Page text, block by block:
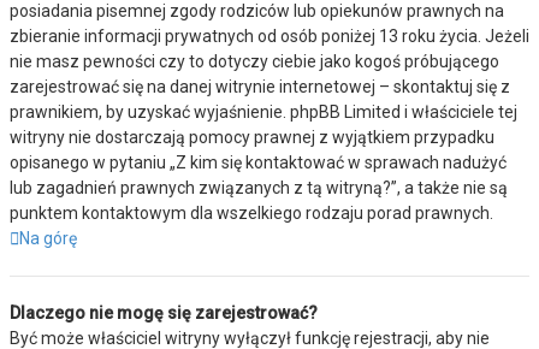
posiadania pisemnej zgody rodziców lub opiekunów prawnych na
zbieranie informacji prywatnych od osób poniżej 13 roku życia. Jeżeli
nie masz pewności czy to dotyczy ciebie jako kogoś próbującego
zarejestrować się na danej witrynie internetowej – skontaktuj się z
prawnikiem, by uzyskać wyjaśnienie. phpBB Limited i właściciele tej
witryny nie dostarczają pomocy prawnej z wyjątkiem przypadku
opisanego w pytaniu „Z kim się kontaktować w sprawach nadużyć
lub zagadnień prawnych związanych z tą witryną?”, a także nie są
punktem kontaktowym dla wszelkiego rodzaju porad prawnych.
Na górę
Dlaczego nie mogę się zarejestrować?
Być może właściciel witryny wyłączył funkcję rejestracji, aby nie